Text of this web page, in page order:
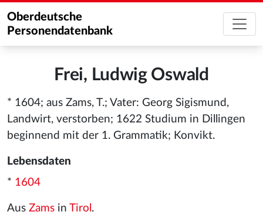
Oberdeutsche
Personendatenbank
Frei, Ludwig Oswald
* 1604; aus Zams, T.; Vater: Georg Sigismund,
Landwirt, verstorben; 1622 Studium in Dillingen
beginnend mit der 1. Grammatik; Konvikt.
Lebensdaten
* 1604
Aus Zams in Tirol .